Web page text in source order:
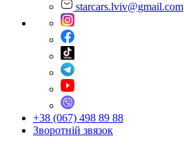
starcars.lviv@gmail.com
+38 (067) 498 89 88
Зворотній звязок